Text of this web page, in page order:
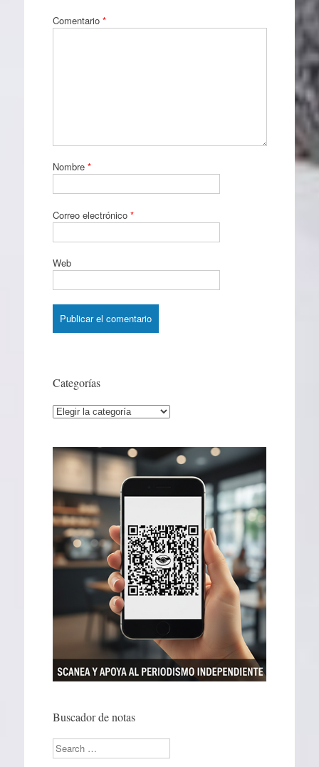
Comentario *
Nombre *
Correo electrónico *
Web
Categorías
Categorías
Buscador de notas
Search